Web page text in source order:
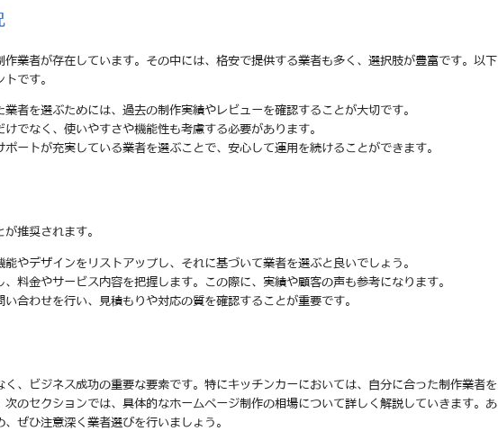
業者が存在しています。その中には、格安で提供する業者も多く、選択肢が豊富です。以下
です。
者を選ぶためには、過去の制作実績やレビューを確認することが大切です。
でなく、使いやすさや機能性も考慮する必要があります。
ートが充実している業者を選ぶことで、安心して運用を続けることができます。
推奨されます。
やデザインをリストアップし、それに基づいて業者を選ぶと良いでしょう。
料金やサービス内容を把握します。この際に、実績や顧客の声も参考になります。
合わせを行い、見積もりや対応の質を確認することが重要です。
、ビジネス成功の重要な要素です。特にキッチンカーにおいては、自分に合った制作業者を
のセクションでは、具体的なホームページ制作の相場について詳しく解説していきます。あ
ぜひ注意深く業者選びを行いましょう。